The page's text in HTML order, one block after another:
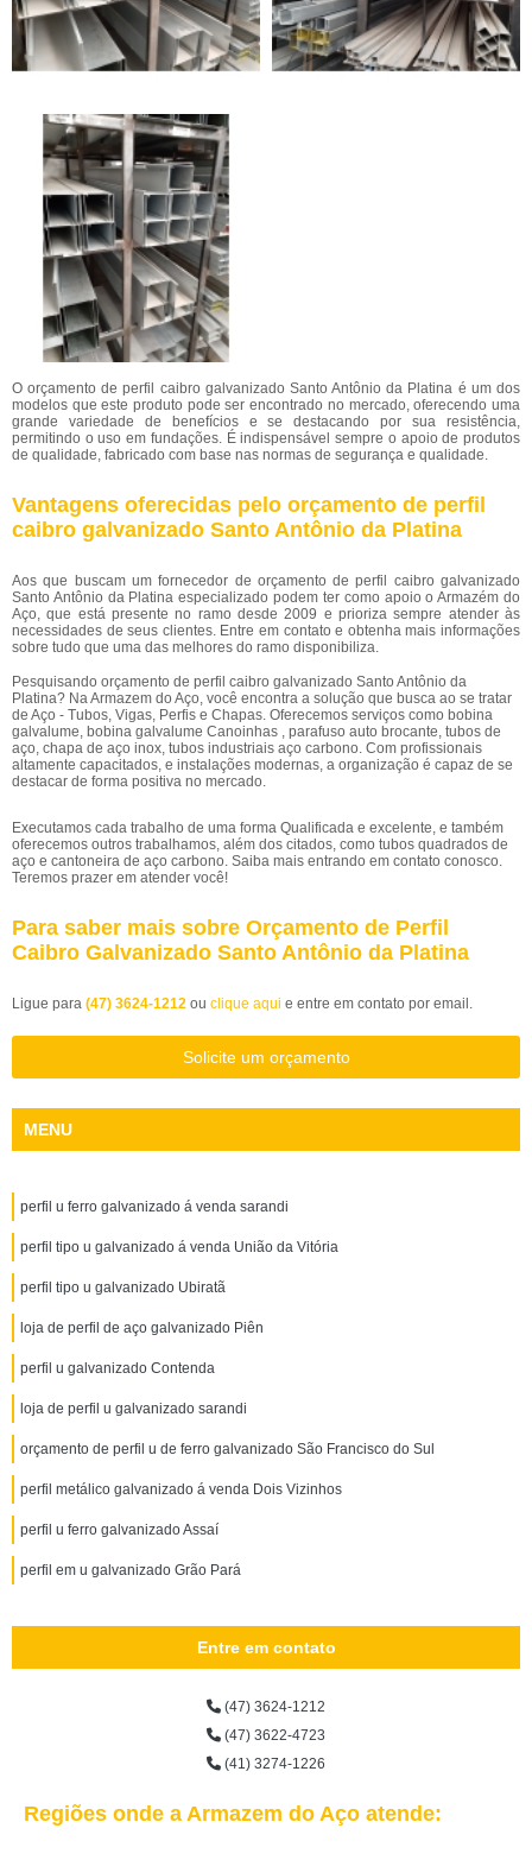
O orçamento de perfil caibro galvanizado Santo Antônio da Platina é um dos
modelos que este produto pode ser encontrado no mercado, oferecendo uma
grande variedade de benefícios e se destacando por sua resistência,
permitindo o uso em fundações. É indispensável sempre o apoio de produtos
de qualidade, fabricado com base nas normas de segurança e qualidade.
Vantagens oferecidas pelo orçamento de perfil
caibro galvanizado Santo Antônio da Platina
Aos que buscam um fornecedor de orçamento de perfil caibro galvanizado
Santo Antônio da Platina especializado podem ter como apoio o Armazém do
Aço, que está presente no ramo desde 2009 e prioriza sempre atender às
necessidades de seus clientes. Entre em contato e obtenha mais informações
sobre tudo que uma das melhores do ramo disponibiliza.
Pesquisando orçamento de perfil caibro galvanizado Santo Antônio da
Platina? Na Armazem do Aço, você encontra a solução que busca ao se tratar
de Aço - Tubos, Vigas, Perfis e Chapas. Oferecemos serviços como bobina
galvalume, bobina galvalume Canoinhas , parafuso auto brocante, tubos de
aço, chapa de aço inox, tubos industriais aço carbono. Com profissionais
altamente capacitados, e instalações modernas, a organização é capaz de se
destacar de forma positiva no mercado.
Executamos cada trabalho de uma forma Qualificada e excelente, e também
oferecemos outros trabalhamos, além dos citados, como tubos quadrados de
aço e cantoneira de aço carbono. Saiba mais entrando em contato conosco.
Teremos prazer em atender você!
Para saber mais sobre Orçamento de Perfil
Caibro Galvanizado Santo Antônio da Platina
Ligue para (47) 3624-1212 ou clique aqui e entre em contato por email.
Solicite um orçamento
MENU
perfil u ferro galvanizado á venda sarandi
perfil tipo u galvanizado á venda União da Vitória
perfil tipo u galvanizado Ubiratã
loja de perfil de aço galvanizado Piên
perfil u galvanizado Contenda
loja de perfil u galvanizado sarandi
orçamento de perfil u de ferro galvanizado São Francisco do Sul
perfil metálico galvanizado á venda Dois Vizinhos
perfil u ferro galvanizado Assaí
perfil em u galvanizado Grão Pará
Entre em contato
(47) 3624-1212
(47) 3622-4723
(41) 3274-1226
Regiões onde a Armazem do Aço atende: